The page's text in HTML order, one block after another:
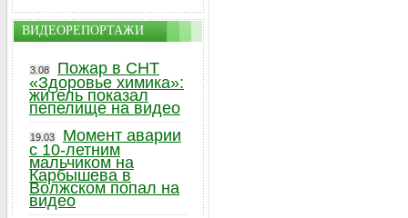
ВИДЕОРЕПОРТАЖИ
3.08
Пожар в СНТ
«Здоровье химика»:
житель показал
пепелище на видео
19.03
Момент аварии
с 10-летним
мальчиком на
Карбышева в
Волжском попал на
видео